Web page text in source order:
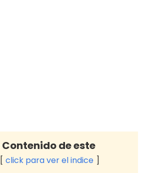
de este
click para ver el indice